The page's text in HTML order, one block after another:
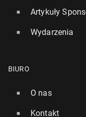
Artykuły
Wydarzenia
BIURO
O nas
Kontakt